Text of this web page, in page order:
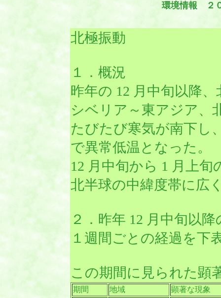
環境情報 ２
北極振動
１．概況
昨年の 12 月中旬以降
シベリア～東アジア、
たびたび寒気が南下し
で異常低温となった。
12 月中旬から 1 月上
北半球の中緯度帯に広
２．昨年 12 月中旬以
１週間ごとの経過を下
この期間に見られた顕
期間 地域 顕著な現象